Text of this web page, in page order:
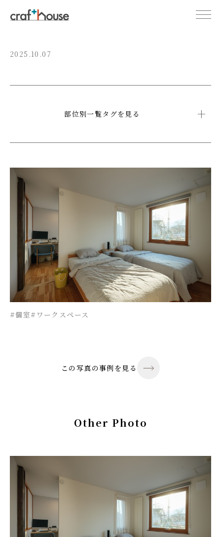
2025.10.07
部位別一覧タグを見る
#個室#ワークスペース
この写真の事例を見る
Other Photo